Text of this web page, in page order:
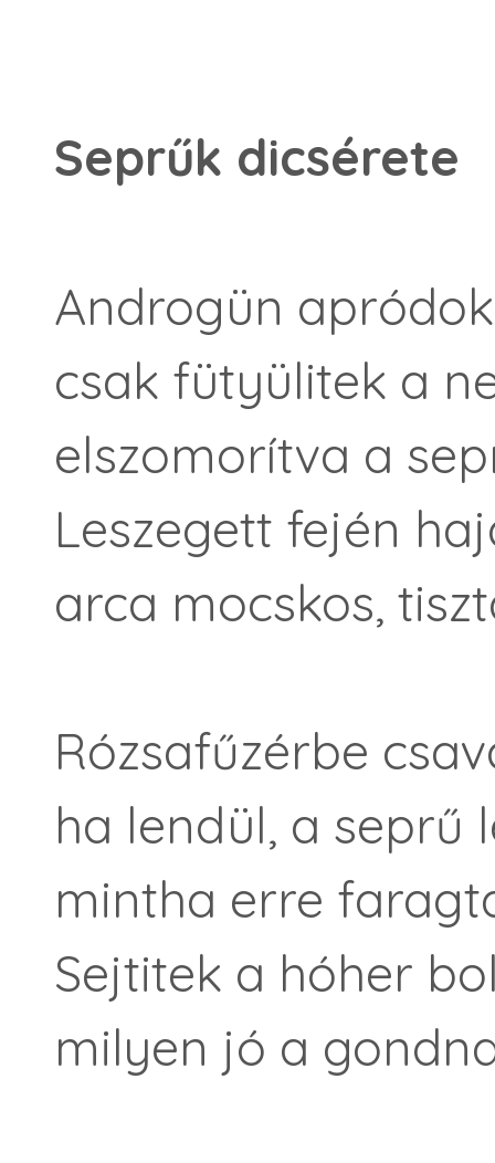
Seprűk dicsérete
Androgün
csak fütyülitek a
elszomorítva a
Leszegett fején
arca mocskos,
Rózsafűzérbe
ha lendül, a seprű
mintha erre
Sejtitek a hóher
milyen jó a